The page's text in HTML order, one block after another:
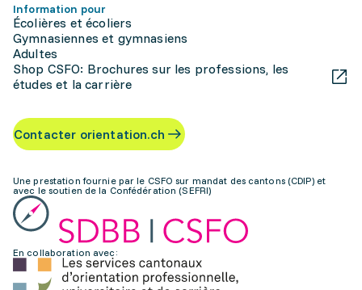
Information pour
Écolières et écoliers
Gymnasiennes et gymnasiens
Adultes
Shop CSFO: Brochures sur les professions, les
études et la carrière
Contacter orientation.ch
Une prestation fournie par le CSFO sur mandat des cantons (CDIP) et
avec le soutien de la Confédération (SEFRI)
En collaboration avec: